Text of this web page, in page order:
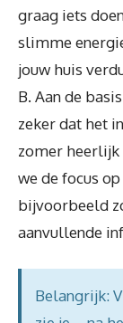
graag iets
slimme
jouw huis
B. Aan de
zeker dat het
zomer heerlijk
we de focus
bijvoorbeeld
aanvullende
Belangrijk: